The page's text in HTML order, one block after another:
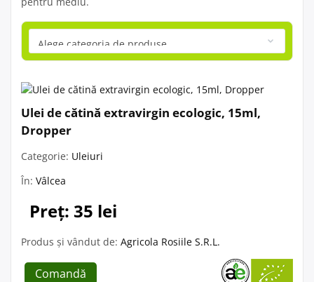
Ulei de cătină extravirgin ecologic, 15ml,
Dropper
Categorie: Uleiuri
În: Vâlcea
Preț: 35 lei
Produs și vândut de: Agricola Rosiile S.R.L.
Comandă